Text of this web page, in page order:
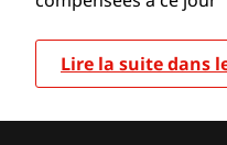
Lire la suite dans